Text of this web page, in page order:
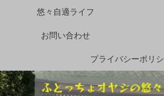
悠々自適ライフ
お問い合わせ
プライバシーポリ